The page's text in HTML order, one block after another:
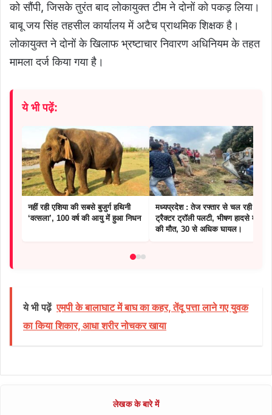
को सौंपी, जिसके तुरंत बाद लोकायुक्त टीम ने दोनों को पकड़ लिया।
बाबू जय सिंह तहसील कार्यालय में अटैच प्राथमिक शिक्षक है।
लोकायुक्त ने दोनों के खिलाफ भ्रष्टाचार निवारण अधिनियम के तहत
मामला दर्ज किया गया है।
ये भी पढ़ें:
नहीं रही एशिया की सबसे बुजुर्ग हथिनी
‘वत्सला’, 100 वर्ष की आयु में हुआ निधन
मध्यप्रदेश : तेज रफ्तार से चल रही
ट्रैक्टर ट्रॉली पलटी, भीषण हादसे में 3
की मौत, 30 से अधिक घायल।
ये भी पढ़ें एमपी के बालाघाट में बाघ का कहर, तेंदू पत्ता लाने गए युवक
का किया शिकार, आधा शरीर नोचकर खाया